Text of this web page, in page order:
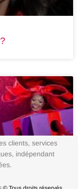
clients, services
indépendant